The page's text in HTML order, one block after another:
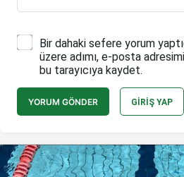
Bir dahaki sefere yorum
üzere adımı, e-posta
bu tarayıcıya kaydet.
YORUM GÖNDER GIRIŞ YAP